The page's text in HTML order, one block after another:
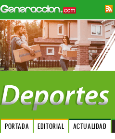
PORTADA EDITORIAL ACTUALIDAD